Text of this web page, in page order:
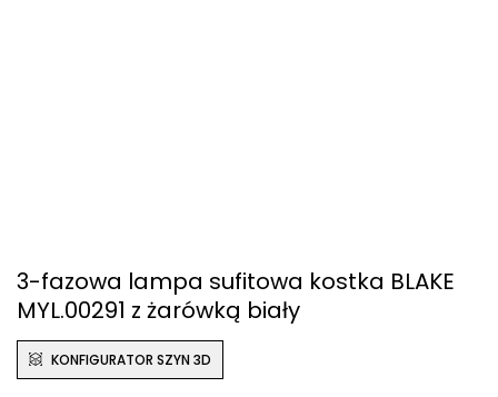
3-fazowa lampa sufitowa kostka BLAKE
MYL.00291 z żarówką biały
KONFIGURATOR SZYN 3D